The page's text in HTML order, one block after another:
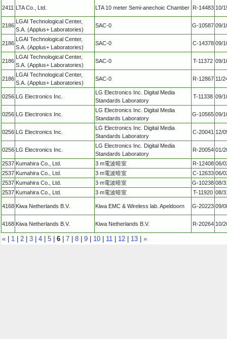
2411 LTA Co., Ltd. LTA 10 meter Semi-anechoic Chamber R-14483 10/
2186
LGAI Technological Center,
S.A. (Applus+ Laboratories)
SAC-0 G-10587 09/
2186
LGAI Technological Center,
S.A. (Applus+ Laboratories)
SAC-0 C-14378 09/
2186
LGAI Technological Center,
S.A. (Applus+ Laboratories)
SAC-0 T-11372 09/
2186
LGAI Technological Center,
S.A. (Applus+ Laboratories)
SAC-0 R-12867 11/
0256 LG Electronics Inc.
LG Electronics Inc. Digital Media
Standards Laboratory
T-11338 09/
0256 LG Electronics Inc.
LG Electronics Inc. Digital Media
Standards Laboratory
G-10565 09/
0256 LG Electronics Inc.
LG Electronics Inc. Digital Media
Standards Laboratory
C-20041 12/
0256 LG Electronics Inc.
LG Electronics Inc. Digital Media
Standards Laboratory
R-20054 01/
2537 Kumahira Co., Ltd. 3 m電波暗室 R-12408 06/
2537 Kumahira Co., Ltd. 3 m電波暗室 C-12633 06/
2537 Kumahira Co., Ltd. 3 m電波暗室 G-10238 08/
2537 Kumahira Co., Ltd. 3 m電波暗室 T-11920 08/
4168 Kiwa Netherlands B.V. Kiwa EMC & Wireless lab. Apeldoorn G-20223 09/
4168 Kiwa Netherlands B.V. Kiwa Netherlands B.V. R-20264 10/
« | 1 | 2 | 3 | 4 | 5 | 6 | 7 | 8 | 9 | 10 | 11 | 12 | 13 | »